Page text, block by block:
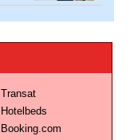
Transat
Hotelbeds
Booking.com